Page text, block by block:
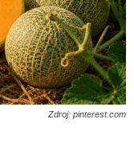
Zdroj: pinterest.com